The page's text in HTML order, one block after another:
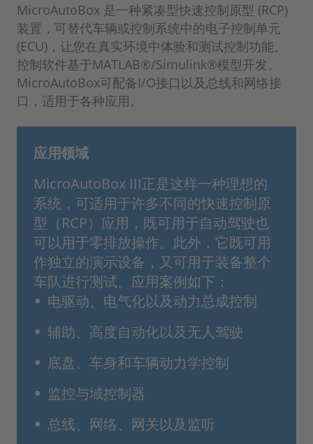
MicroAutoBox 是一种紧凑型快速控制原型 (RCP)
装置，可替代车辆或控制系统中的电子控制单元
(ECU)，让您在真实环境中体验和测试控制功能。
控制软件基于MATLAB®/Simulink®模型开发。
MicroAutoBox可配备I/O接口以及总线和网络接
口，适用于各种应用。
应用领域
MicroAutoBox III正是这样一种理想的
系统，可适用于许多不同的快速控制原
型（RCP）应用，既可用于自动驾驶也
可以用于零排放操作。此外，它既可用
作独立的演示设备，又可用于装备整个
车队进行测试。应用案例如下：
电驱动、电气化以及动力总成控制
辅助、高度自动化以及无人驾驶
底盘、车身和车辆动力学控制
监控与域控制器
总线、网络、网关以及监听